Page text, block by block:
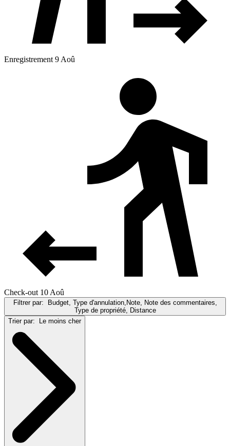
Enregistrement 9 Aoû
Check-out 10 Aoû
Filtrer par:
Budget, Type d'annulation,Note, Note des commentaires,
Type de propriété, Distance
Trier par:
Le moins cher